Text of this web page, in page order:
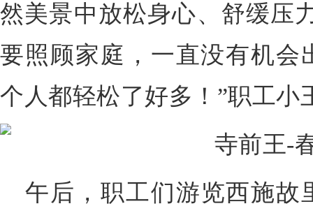
然美景中放松身心、舒缓压
要照顾家庭，一直没有机会
个人都轻松了好多！”职工小
午后，职工们游览西施故